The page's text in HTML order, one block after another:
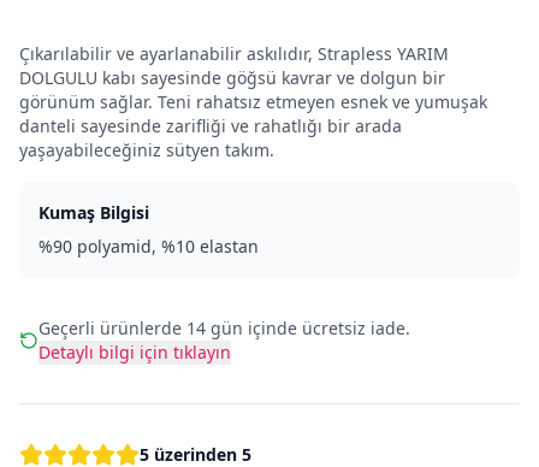
Çıkarılabilir ve ayarlanabilir askılıdır, Strapless YARIM
DOLGULU kabı sayesinde göğsü kavrar ve dolgun bir
görünüm sağlar. Teni rahatsız etmeyen esnek ve yumuşak
danteli sayesinde zarifliği ve rahatlığı bir arada
yaşayabileceğiniz sütyen takım.
Kumaş Bilgisi
%90 polyamid, %10 elastan
Geçerli ürünlerde 14 gün içinde ücretsiz iade.
Detaylı bilgi için tıklayın
5 üzerinden 5